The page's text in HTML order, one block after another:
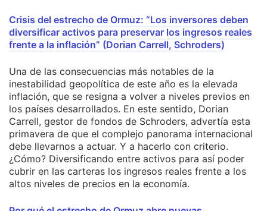
Crisis del estrecho de Ormuz: “Los inversores deben
diversificar activos para preservar los ingresos reales
frente a la inflación” (Dorian Carrell, Schroders)
Una de las consecuencias más notables de la
inestabilidad geopolítica de este año es la elevada
inflación, que se resigna a volver a niveles previos en
los países desarrollados. En este sentido, Dorian
Carrell, gestor de fondos de Schroders, advertía esta
primavera de que el complejo panorama internacional
debe llevarnos a actuar. Y a hacerlo con criterio.
¿Cómo? Diversificando entre activos para así poder
cubrir en las carteras los ingresos reales frente a los
altos niveles de precios en la economía.